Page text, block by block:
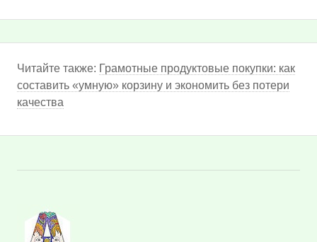
Читайте также: Грамотные продуктовые покупки: как
составить «умную» корзину и экономить без потери
качества